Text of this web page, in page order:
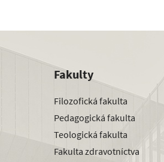
Fakulty
Filozofická fakulta
Pedagogická fakulta
Teologická fakulta
Fakulta zdravotníctva